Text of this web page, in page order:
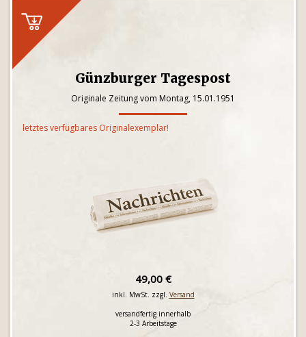
Günzburger Tagespost
Originale Zeitung vom Montag, 15.01.1951
letztes verfügbares Originalexemplar!
49,00 €
inkl. MwSt. zzgl. Versand
versandfertig innerhalb
2-3 Arbeitstage